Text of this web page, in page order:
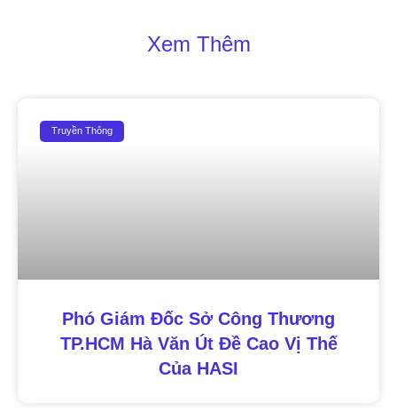
Xem Thêm
Truyền Thông
Phó Giám Đốc Sở Công Thương
TP.HCM Hà Văn Út Đề Cao Vị Thế
Của HASI